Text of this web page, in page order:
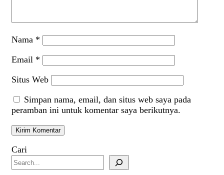
Nama *
Email *
Situs Web
Simpan nama, email, dan situs web saya pada
peramban ini untuk komentar saya berikutnya.
Cari